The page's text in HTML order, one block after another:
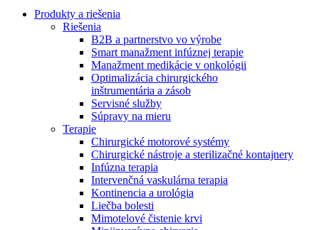
Produktový katalóg​
Objavte naše produkty. ​Navštívte produktový katalóg B.
Braun​ s našim kompletným produktovým portfóliom.​
Nefrologické ambulancie
Zostaňte v dialógu s B. Braun. Kontaktujte nás.
Produkty a riešenia
Riešenia
B2B a partnerstvo vo výrobe
Smart manažment infúznej terapie
Manažment medikácie v onkológii
Optimalizácia chirurgického
inštrumentária a zásob
Servisné služby
Súpravy na mieru
Terapie
Chirurgické motorové systémy
Chirurgické nástroje a sterilizačné kontajnery
Infúzna terapia
Intervenčná vaskulárna terapia
Kontinencia a urológia
Liečba bolesti
Mimotelové čistenie krvi